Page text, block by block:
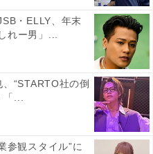
・ELLY、年末
れー男」...
“STARTO社の倒
「...
参観スタイル”に